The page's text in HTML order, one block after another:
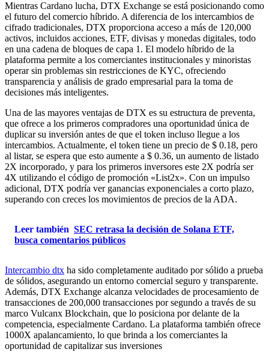
Mientras Cardano lucha, DTX Exchange se está posicionando como
el futuro del comercio híbrido. A diferencia de los intercambios de
cifrado tradicionales, DTX proporciona acceso a más de 120,000
activos, incluidos acciones, ETF, divisas y monedas digitales, todo
en una cadena de bloques de capa 1. El modelo híbrido de la
plataforma permite a los comerciantes institucionales y minoristas
operar sin problemas sin restricciones de KYC, ofreciendo
transparencia y análisis de grado empresarial para la toma de
decisiones más inteligentes.
Una de las mayores ventajas de DTX es su estructura de preventa,
que ofrece a los primeros compradores una oportunidad única de
duplicar su inversión antes de que el token incluso llegue a los
intercambios. Actualmente, el token tiene un precio de $ 0.18, pero
al listar, se espera que esto aumente a $ 0.36, un aumento de listado
2X incorporado, y para los primeros inversores este 2X podría ser
4X utilizando el código de promoción «List2x». Con un impulso
adicional, DTX podría ver ganancias exponenciales a corto plazo,
superando con creces los movimientos de precios de la ADA.
Leer también SEC retrasa la decisión de Solana ETF,
busca comentarios públicos
Intercambio dtx ha sido completamente auditado por sólido a prueba
de sólidos, asegurando un entorno comercial seguro y transparente.
Además, DTX Exchange alcanza velocidades de procesamiento de
transacciones de 200,000 transacciones por segundo a través de su
marco Vulcanx Blockchain, que lo posiciona por delante de la
competencia, especialmente Cardano. La plataforma también ofrece
1000X apalancamiento, lo que brinda a los comerciantes la
oportunidad de capitalizar sus inversiones